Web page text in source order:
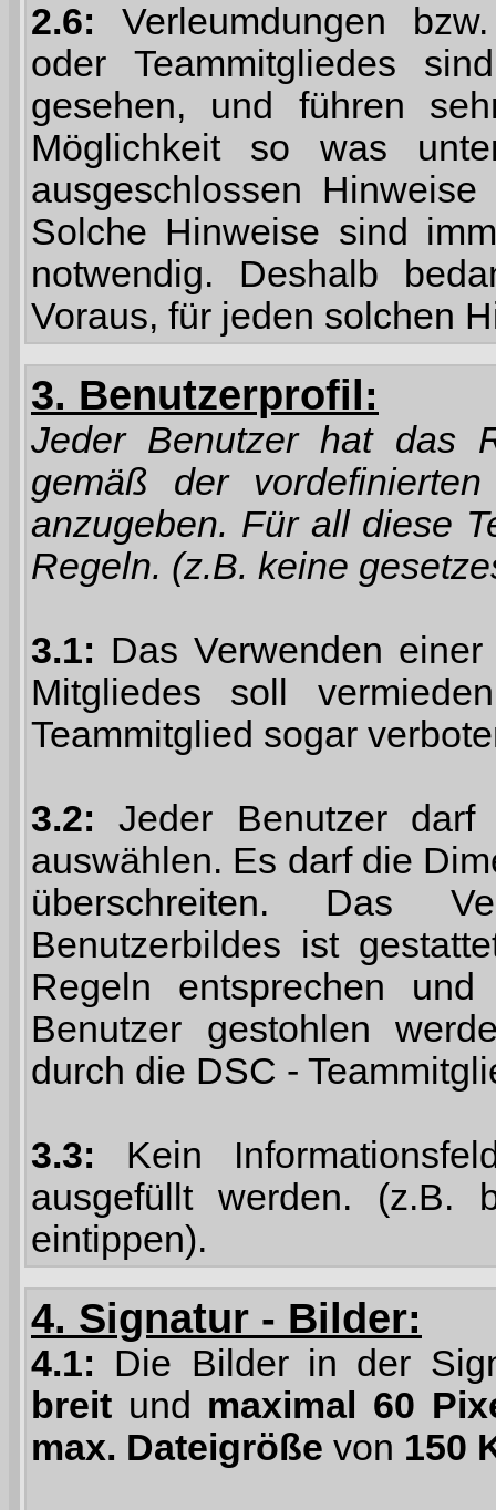
2.6: Verleumdungen
oder Teammitgliedes
gesehen, und führen
Möglichkeit so was
ausgeschlossen
Solche Hinweise sind
notwendig. Deshalb
Voraus, für jeden solchen
3. Benutzerprofil:
Jeder Benutzer hat das
gemäß der
anzugeben. Für all diese
Regeln. (z.B. keine
3.1: Das Verwenden
Mitgliedes soll
Teammitglied sogar
3.2: Jeder Benutzer darf
auswählen. Es darf die
überschreiten. Das
Benutzerbildes ist
Regeln entsprechen
Benutzer gestohlen
durch die DSC -
3.3: Kein
ausgefüllt werden. (z.B.
eintippen).
4. Signatur - Bilder:
4.1: Die Bilder in der
breit und maximal 60
max. Dateigröße von 150